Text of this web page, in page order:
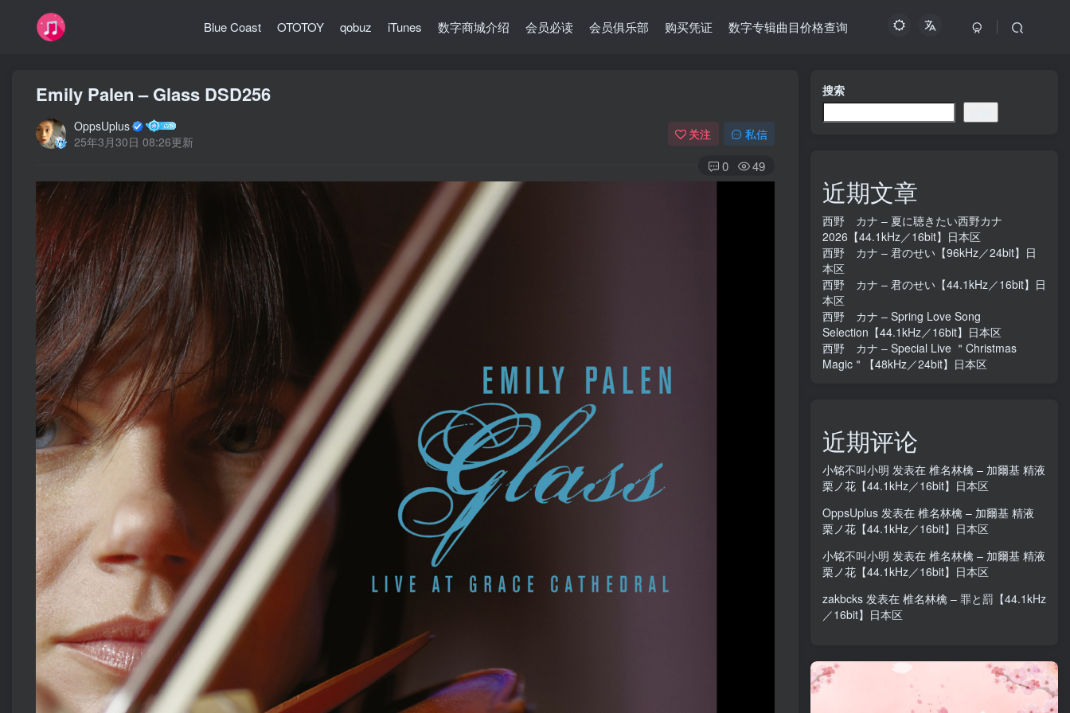
Blue Coast OTOTOY qobuz iTunes 数字商城介绍 会员必读 会员俱乐部 购买凭证 数字专辑曲目价格查询
Emily Palen – Glass DSD256
OppsUplus
25年3月30日 08:26更新
关注 私信
0 49
搜索
近期文章
西野 カナ – 夏に聴きたい西野カナ
2026【44.1kHz／16bit】日本区
西野 カナ – 君のせい【96kHz／24bit】日
本区
西野 カナ – 君のせい【44.1kHz／16bit】日
本区
西野 カナ – Spring Love Song
Selection【44.1kHz／16bit】日本区
西野 カナ – Special Live ＂Christmas
Magic＂【48kHz／24bit】日本区
近期评论
小铭不叫小明 发表在 椎名林檎 – 加爾基 精液
栗ノ花【44.1kHz／16bit】日本区
OppsUplus 发表在 椎名林檎 – 加爾基 精液
栗ノ花【44.1kHz／16bit】日本区
小铭不叫小明 发表在 椎名林檎 – 加爾基 精液
栗ノ花【44.1kHz／16bit】日本区
zakbcks 发表在 椎名林檎 – 罪と罰【44.1kHz
／16bit】日本区